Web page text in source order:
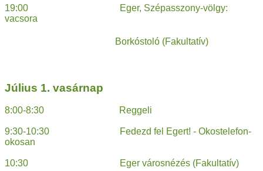
19:00 Eger, Szépasszony-völgy:
vacsora
Borkóstoló (Fakultatív)
Július 1. vasárnap
8:00-8:30 Reggeli
9:30-10:30 Fedezd fel Egert! - Okostelefon-
okosan
10:30 Eger városnézés (Fakultatív)